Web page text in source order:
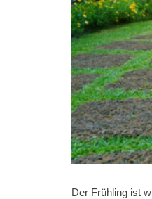
Der Frühling ist